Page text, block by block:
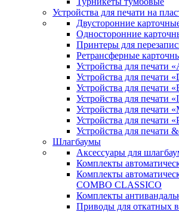
Устройства для печати на
Двусторонние
Односторонние
Принтеры для
Ретрансферные
Устройства для печати
Устройства для печати
Устройства для печати
Устройства для печати
Устройства для печати
Устройства для печати
Устройства для печати
Шлагбаумы
Аксессуары для
Комплекты
Комплекты
COMBO CLASSICO
Комплекты
Приводы для откатных